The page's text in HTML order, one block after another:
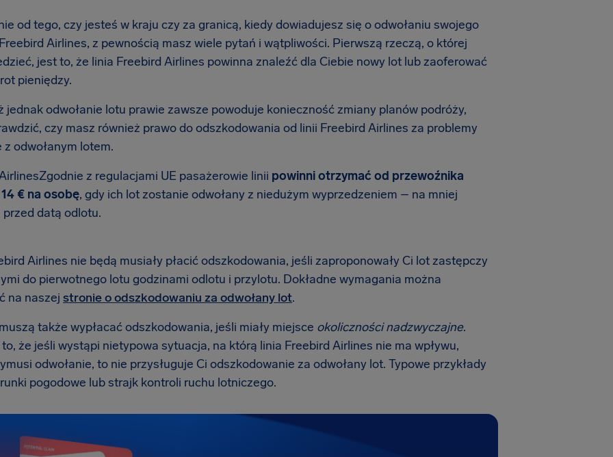
od tego, czy jesteś w kraju czy za granicą, kiedy dowiadujesz się o odwołaniu swojego
Airlines, z pewnością masz wiele pytań i wątpliwości. Pierwszą rzeczą, o której
jest to, że linia Freebird Airlines powinna znaleźć dla Ciebie nowy lot lub zaoferować
pieniędzy.
jednak odwołanie lotu prawie zawsze powoduje konieczność zmiany planów podróży,
czy masz również prawo do odszkodowania od linii Freebird Airlines za problemy
z odwołanym lotem.
z regulacjami UE pasażerowie linii powinni otrzymać od przewoźnika
€ na osobę, gdy ich lot zostanie odwołany z niedużym wyprzedzeniem – na mniej
przed datą odlotu.
Airlines nie będą musiały płacić odszkodowania, jeśli zaproponowały Ci lot zastępczy
do pierwotnego lotu godzinami odlotu i przylotu. Dokładne wymagania można
na naszej stronie o odszkodowaniu za odwołany lot.
także wypłacać odszkodowania, jeśli miały miejsce okoliczności nadzwyczajne.
że jeśli wystąpi nietypowa sytuacja, na którą linia Freebird Airlines nie ma wpływu,
odwołanie, to nie przysługuje Ci odszkodowanie za odwołany lot. Typowe przykłady
pogodowe lub strajk kontroli ruchu lotniczego.